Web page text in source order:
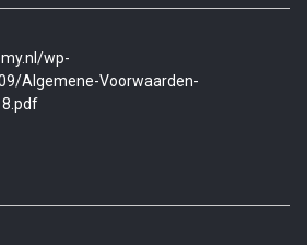
wp-
Algemene-Voorwaarden-